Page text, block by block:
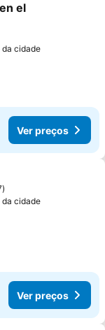
favoritos
el
da cidade
Ver preços
favoritos
da cidade
Ver preços